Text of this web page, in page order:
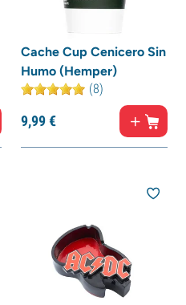
Cache Cup Cenicero Sin
Humo (Hemper)
(8)
9,99€